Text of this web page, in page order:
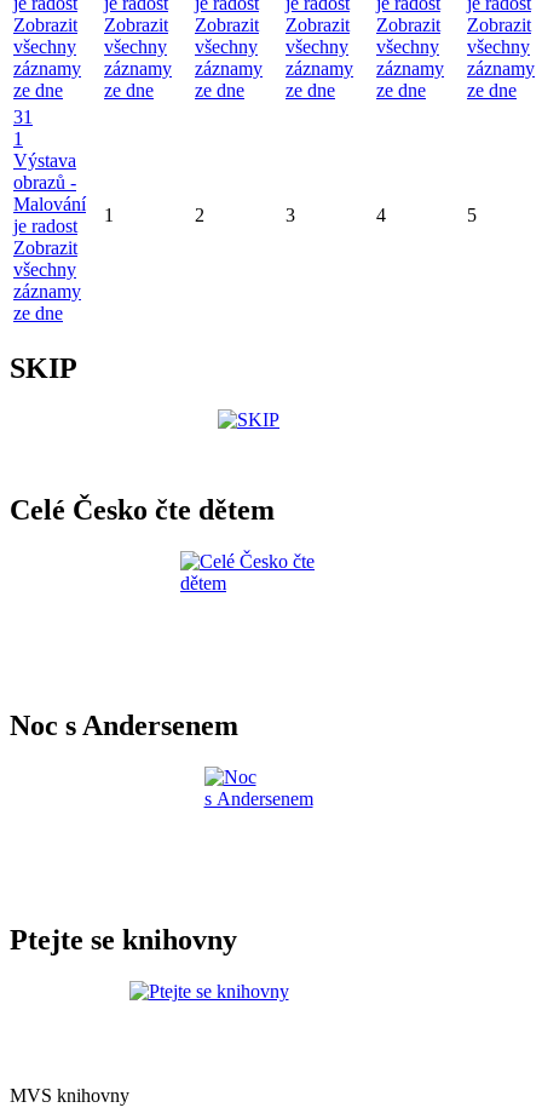
Zobrazit
všechny
záznamy
ze dne
Zobrazit
všechny
záznamy
ze dne
Zobrazit
všechny
záznamy
ze dne
Zobrazit
všechny
záznamy
ze dne
Zobrazit
všechny
záznamy
ze dne
Zobrazit
všechny
záznamy
ze dne
31
1
Výstava
obrazů -
Malování
je radost
Zobrazit
všechny
záznamy
ze dne
1 2 3 4 5
SKIP
Celé Česko čte dětem
Noc s Andersenem
Ptejte se knihovny
MVS knihovny